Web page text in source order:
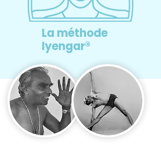
La méthode
Iyengar®